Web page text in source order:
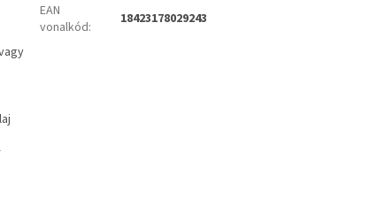
EAN
vonalkód: 18423178029243